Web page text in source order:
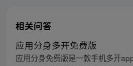
相关问答
应用分身多开免费版
应用分身免费版是一款手机多开